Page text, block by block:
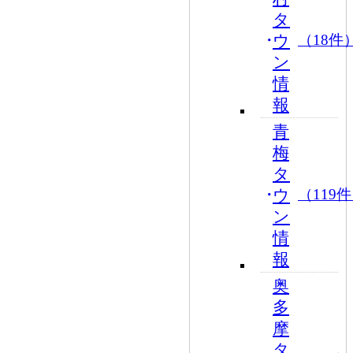
タ
ウ
ン
情
報
（18件
青
梅
タ
ウ
ン
情
報
（119
奥
多
摩
タ